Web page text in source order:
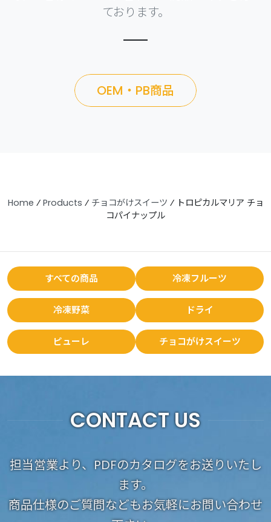
ております。
OEM・PB商品
Home ⁄ Products ⁄ チョコがけスイーツ ⁄ トロピカルマリア チョ
コパイナップル
すべての商品 冷凍フルーツ
冷凍野菜 ドライ
ピューレ チョコがけスイーツ
CONTACT US
担当営業より、PDFのカタログをお送りいたし
ます。
商品仕様のご質問などもお気軽にお問い合わせ